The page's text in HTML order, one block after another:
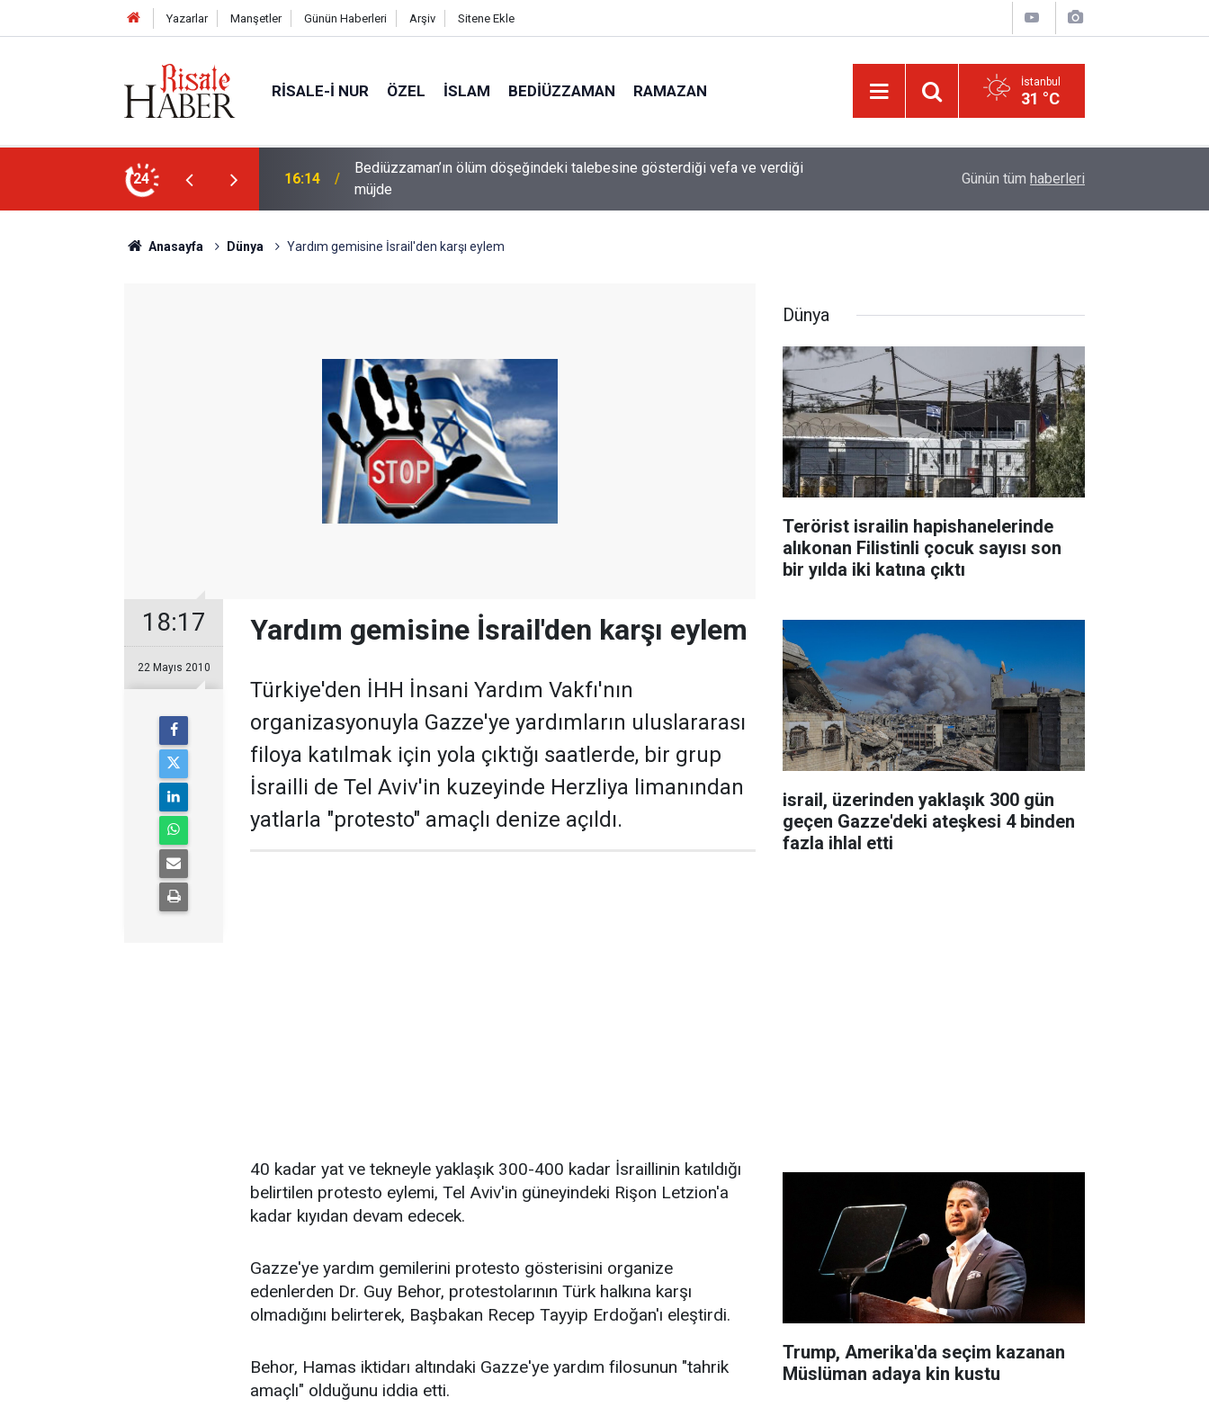
Yazarlar Manşetler Günün Haberleri Arşiv Sitene Ekle
RISALE-I NUR ÖZEL İSLAM BEDIÜZZAMAN RAMAZAN İstanbul
31 °C
24
talebesine gösterdiği vefa ve verdiği
14:57 Meta'ya çocuk güvenliği davasında rekor ceza: 567 milyon dolar ödeyecek Çile çekilen yol!
Günün tüm haberleri
Anasayfa Dünya Yardım gemisine İsrail'den karşı eylem
18:17
22 Mayıs 2010
Yardım gemisine İsrail'den karşı eylem
Türkiye'den İHH İnsani Yardım Vakfı'nın
organizasyonuyla Gazze'ye yardımların uluslararası
filoya katılmak için yola çıktığı saatlerde, bir grup
İsrailli de Tel Aviv'in kuzeyinde Herzliya limanından
yatlarla "protesto" amaçlı denize açıldı.
40 kadar yat ve tekneyle yaklaşık 300-400 kadar İsraillinin katıldığı
belirtilen protesto eylemi, Tel Aviv'in güneyindeki Rişon Letzion'a
kadar kıyıdan devam edecek.
Gazze'ye yardım gemilerini protesto gösterisini organize
edenlerden Dr. Guy Behor, protestolarının Türk halkına karşı
olmadığını belirterek, Başbakan Recep Tayyip Erdoğan'ı eleştirdi.
Behor, Hamas iktidarı altındaki Gazze'ye yardım filosunun "tahrik
amaçlı" olduğunu iddia etti.
Dünya
Terörist israilin hapishanelerinde
alıkonan Filistinli çocuk sayısı son
bir yılda iki katına çıktı
israil, üzerinden yaklaşık 300 gün
geçen Gazze'deki ateşkesi 4 binden
fazla ihlal etti
Trump, Amerika'da seçim kazanan
Müslüman adaya kin kustu